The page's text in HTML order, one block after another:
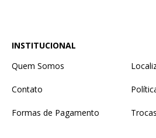
INSTITUCIONAL
Quem Somos
Contato
Formas de Pagamento